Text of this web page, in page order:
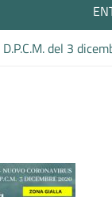
D.P.C.M. del 3